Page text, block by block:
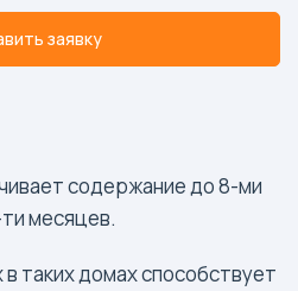
заявку
содержание до 8-ми
месяцев.
таких домах способствует